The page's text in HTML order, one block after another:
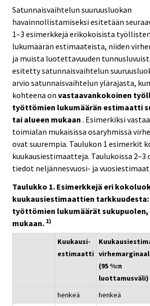
Satunnaisvaihtelun suuruusluokan
havainnollistamiseksi esitetään
1–3 esimerkkejä erikokoisista
lukumäärän estimaateista, niiden
ja muista luotettavuuden
esitetty satunnaisvaihtelun
arvio satunnaisvaihtelun ylärajasta,
kohteena on vastaavankokoinen
työttömien lukumäärän estimaatti
tai alueen mukaan . Esimerkiksi
toimialan mukaisissa osaryhmissä
ovat suurempia. Taulukon 1 esimerkit
kuukausiestimaatteja. Taulukoissa 2–3
tiedot neljännesvuosi- ja
Taulukko 1. Esimerkkejä eri
kuukausiestimaattien
työttömien lukumäärät sukupuolen,
mukaan. 1)
Kuukausi-
estimaatti
(95 %:n
luottamusväli)
henkeä henkeä